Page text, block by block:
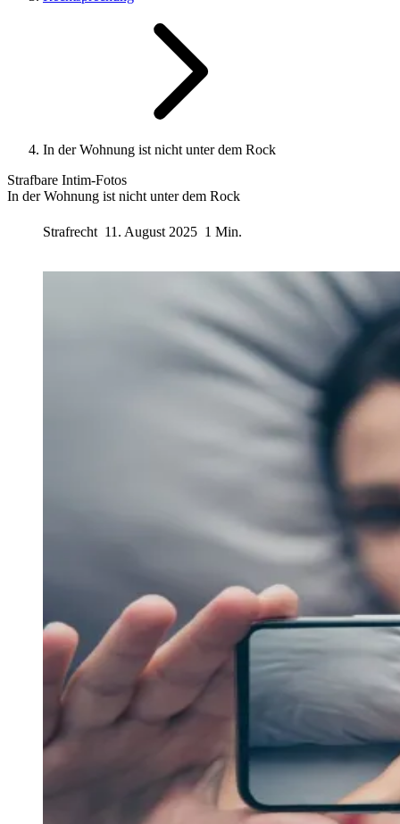
In der Wohnung ist nicht unter dem Rock
Strafbare Intim-Fotos
In der Wohnung ist nicht unter dem Rock
Strafrecht 11. August 2025 1 Min.